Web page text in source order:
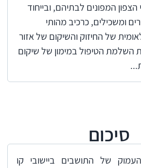
המפונים לבתיהם, ובייחוד
ומשכילים, כרכיב מהותי
של החיזוק והשיקום של אזור
השלמת הטיפול במימון של שיקום
סיכום
של התושבים ביישובי קו